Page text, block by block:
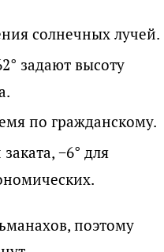
солнечных лучей.
задают высоту
по гражданскому.
−6° для
поэтому